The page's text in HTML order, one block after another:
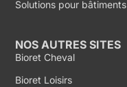
Solutions pour bâtiments
NOS AUTRES SITES
Bioret Cheval
Bioret Loisirs